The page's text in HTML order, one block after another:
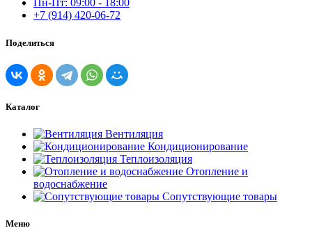
Пн-Пт: 09:00 - 18:00
+7 (914) 420-06-72
Поделиться
Каталог
Вентиляция
Кондиционирование
Теплоизоляция
Отопление и
водоснабжение
Сопутствующие товары
Меню